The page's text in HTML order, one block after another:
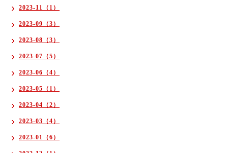
2023-11（1）
2023-09（3）
2023-08（3）
2023-07（5）
2023-06（4）
2023-05（1）
2023-04（2）
2023-03（4）
2023-01（6）